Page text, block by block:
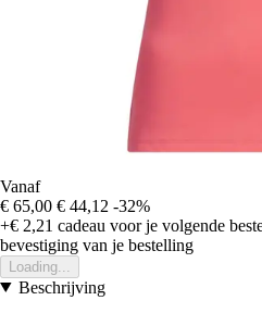
Vanaf
€ 65,00 € 44,12 -32%
+€ 2,21 cadeau voor je volgende
bevestiging van je bestelling
Loading...
Beschrijving